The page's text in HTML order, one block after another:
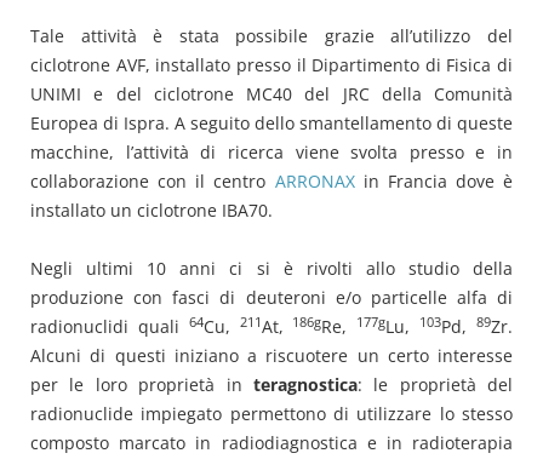
Tale attività è stata possibile grazie all’utilizzo del
ciclotrone AVF, installato presso il Dipartimento di Fisica di
UNIMI e del ciclotrone MC40 del JRC della Comunità
Europea di Ispra. A seguito dello smantellamento di queste
macchine, l’attività di ricerca viene svolta presso e in
collaborazione con il centro ARRONAXin Francia dove è
installato un ciclotrone IBA70.
Negli ultimi 10 anni ci si è rivolti allo studio della
produzione con fasci di deuteroni e/o particelle alfa di
radionuclidi quali
64Cu, 211At, 186gRe, 177gLu, 103Pd,89Zr.
Alcuni di questi iniziano a riscuotere un certo interesse
per le loro proprietà in teragnostica: le proprietà del
radionuclide impiegato permettono di utilizzare lo stesso
composto marcato in radiodiagnostica e in radioterapia